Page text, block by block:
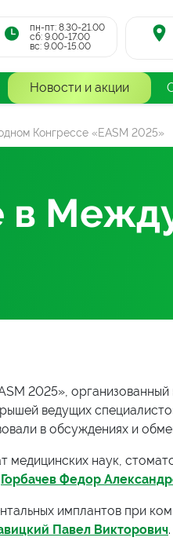
пн-пт: 8.30-21.00
cб: 9.00-17.00
вс: 9.00-15.00
Новости и акции
Конгрессе «EASM 2025»
в
2025»,
ведущих
в обсуждениях и
медицинских наук,
Горбачев Федор
имплантов при
Павел Викторович.